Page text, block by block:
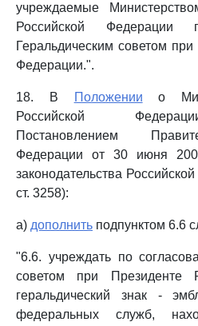
учреждаемые
Российской
Геральдическим советом
Федерации.".
18. В Положении о
Российской
Постановлением
Федерации от 30 июня
законодательства
ст. 3258):
а) дополнить подпунктом 6.6
"6.6. учреждать по
советом при Президенте
геральдический знак -
федеральных служб,